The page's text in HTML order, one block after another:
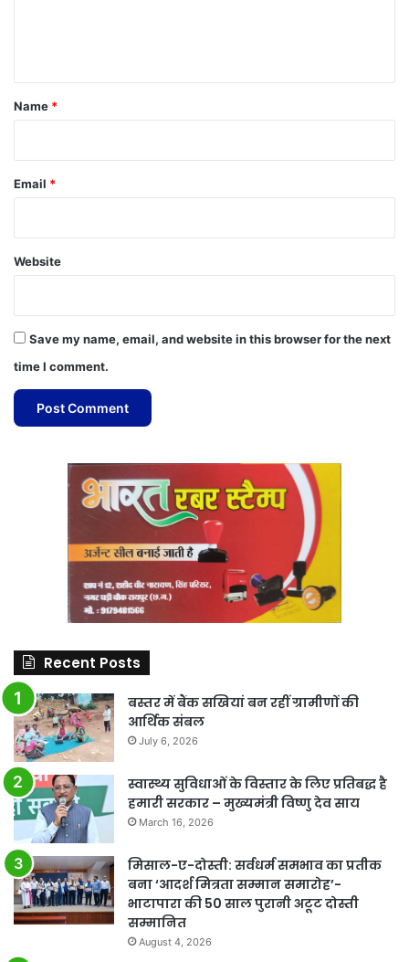
*
Name *
Email *
Website
Save my name, email, and website in this browser for the next
time I comment.
Recent Posts
बस्तर में बैंक सखियां बन रहीं ग्रामीणों की
आर्थिक संबल
July 6, 2026
स्वास्थ्य सुविधाओं के विस्तार के लिए प्रतिबद्ध है
हमारी सरकार – मुख्यमंत्री विष्णु देव साय
March 16, 2026
मिसाल-ए-दोस्ती: सर्वधर्म समभाव का प्रतीक
बना ‘आदर्श मित्रता सम्मान समारोह’-
भाटापारा की 50 साल पुरानी अटूट दोस्ती
सम्मानित
August 4, 2026